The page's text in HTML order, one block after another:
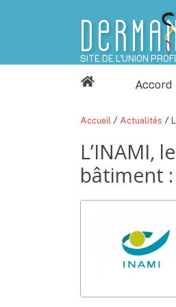
SITE DE L’UNION
Accueil/ Actualités /
L’INAMI,
bâtiment